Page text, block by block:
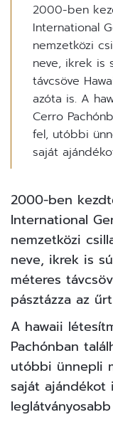
2000-ben
International
nemzetközi
neve, ikrek is
távcsöve
azóta is. A
Cerro
fel, utóbbi
saját
2000-ben
International
nemzetközi
neve, ikrek is
méteres
pásztázza az űrt
A hawaii
Pachónban
utóbbi ünnepli
saját ajándékot